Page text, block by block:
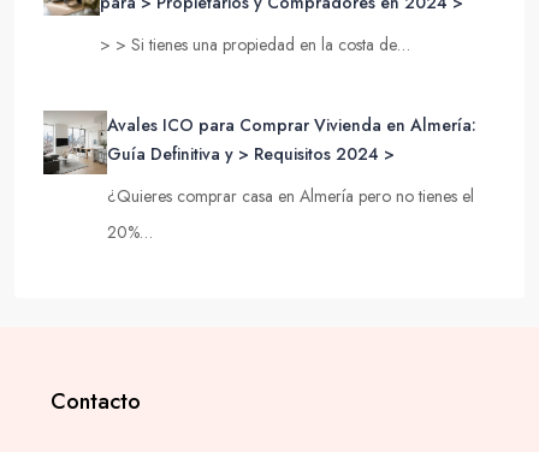
> > Si tienes una propiedad en la costa de…
Avales ICO para Comprar Vivienda en Almería:
Guía Definitiva y > Requisitos 2024 >
¿Quieres comprar casa en Almería pero no tienes el
20%…
Contacto